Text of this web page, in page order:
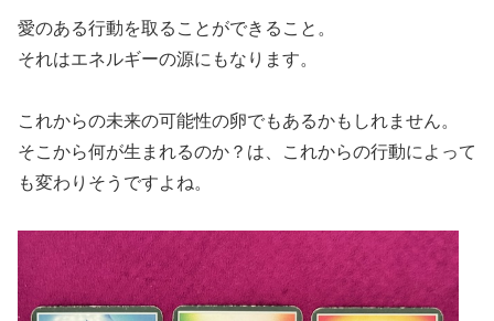
愛のある行動を取ることができること。
それはエネルギーの源にもなります。
これからの未来の可能性の卵でもあるかもしれません。
そこから何が生まれるのか？は、これからの行動によって
も変わりそうですよね。